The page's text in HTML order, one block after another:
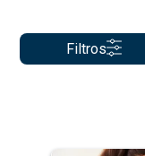
Filtros